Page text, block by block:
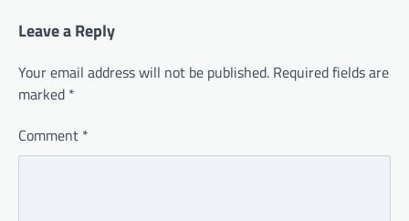
Leave a Reply
Your email address will not be published. Required fields are
marked *
Comment *